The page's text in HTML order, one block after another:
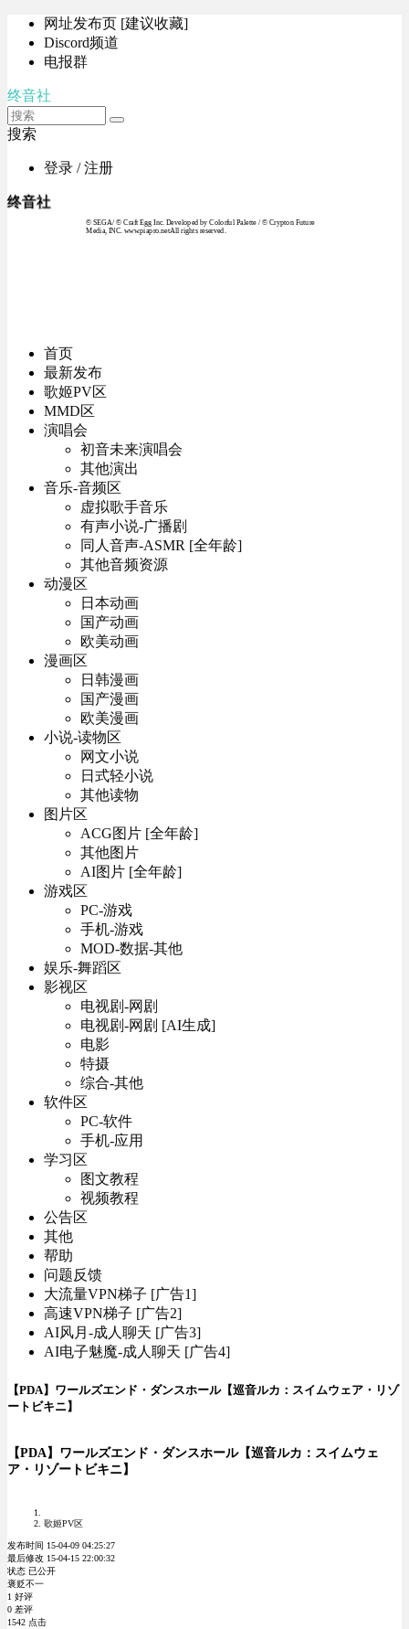
网址发布页 [建议收藏]
Discord频道
电报群
终音社
搜索
登录 / 注册
终音社
© SEGA / © Craft Egg Inc. Developed by Colorful Palette / © Crypton Future
Media, INC. www.piapro.netAll rights reserved.
首页
最新发布
歌姬PV区
MMD区
演唱会
初音未来演唱会
其他演出
音乐-音频区
虚拟歌手音乐
有声小说-广播剧
同人音声-ASMR [全年龄]
其他音频资源
动漫区
日本动画
国产动画
欧美动画
漫画区
日韩漫画
国产漫画
欧美漫画
小说-读物区
网文小说
日式轻小说
其他读物
图片区
ACG图片 [全年龄]
其他图片
AI图片 [全年龄]
游戏区
PC-游戏
手机-游戏
MOD-数据-其他
娱乐-舞蹈区
影视区
电视剧-网剧
电视剧-网剧 [AI生成]
电影
特摄
综合-其他
软件区
PC-软件
手机-应用
学习区
图文教程
视频教程
公告区
其他
帮助
问题反馈
大流量VPN梯子 [广告1]
高速VPN梯子 [广告2]
AI风月-成人聊天 [广告3]
AI电子魅魔-成人聊天 [广告4]
【PDA】ワールズエンド・ダンスホール【巡音ルカ：スイムウェア・リゾ
ートビキニ】
【PDA】ワールズエンド・ダンスホール【巡音ルカ：スイムウェ
ア・リゾートビキニ】
歌姬PV区
发布时间 15-04-09 04:25:27
最后修改 15-04-15 22:00:32
状态 已公开
褒贬不一
1 好评
0 差评
1542 点击